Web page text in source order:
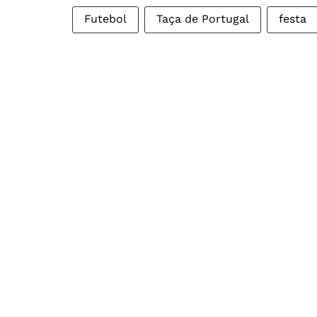
Futebol Taça de Portugal festa